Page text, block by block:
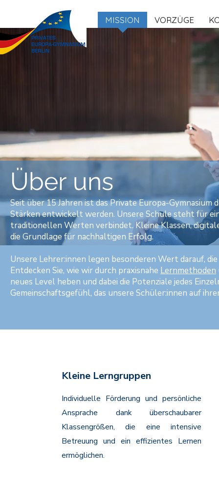
MISSION VORZÜGE
Über uns
Seit über 15 Jahren ist das Private Europa-
Stärken entwickelt werden. Unsere Schule steht für
traditionellen Werten verbindet. Kleine Klassen,
die Grundlage für nachhaltigen Erfolg.
Unsere Lehrer:innen legen besonderen Wert darauf,
Entdecken Sie, wie wir durch praxisnahe Lernmethoden
neues Level heben und dabei die Potenziale jedes
Gemeinschaftsgefühl, das unsere Schüler:innen auf
Kleine Lerngruppen
Individuelle Förderung und persönliche
Ansprache dank überschaubarer
Klassengrößen, die eine intensive
Betreuung und ein effizientes Lernen
ermöglichen.